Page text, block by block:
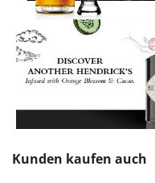
Produktgalerie überspringen
Kunden kaufen auch